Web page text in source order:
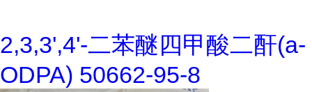
2,3,3',4'-二苯醚四甲酸二酐(a-
ODPA) 50662-95-8